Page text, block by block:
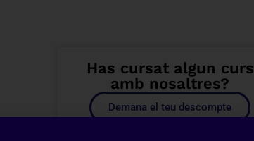
Has cursat algun curs
amb nosaltres?
Demana el teu descompte